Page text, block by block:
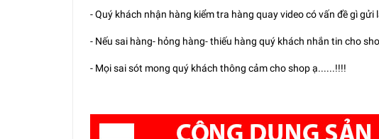
- Quý khách nhận hàng kiểm tra hàng quay video có vấn đề gì gửi
- Nếu sai hàng- hỏng hàng- thiếu hàng quý khách nhắn tin cho
- Mọi sai sót mong quý khách thông cảm cho shop ạ......!!!!